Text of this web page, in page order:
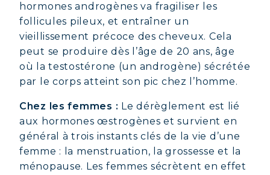
hormones androgènes va fragiliser les
follicules pileux, et entraîner un
vieillissement précoce des cheveux. Cela
peut se produire dès l’âge de 20 ans, âge
où la testostérone (un androgène) sécrétée
par le corps atteint son pic chez l’homme.
Chez les femmes : Le dérèglement est lié
aux hormones œstrogènes et survient en
général à trois instants clés de la vie d’une
femme : la menstruation, la grossesse et la
ménopause. Les femmes sécrètent en effet